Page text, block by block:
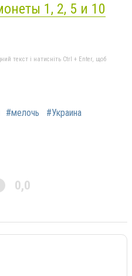
1, 2, 5 и 10
текст і натисніть Ctrl + Enter, щоб
#мелочь #Украина
0,0